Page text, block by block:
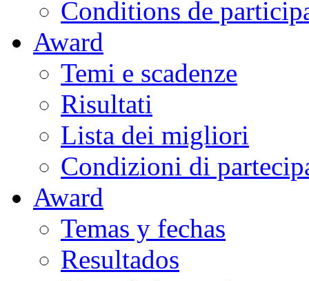
Conditions de
Award
Temi e scadenze
Risultati
Lista dei migliori
Condizioni di
Award
Temas y fechas
Resultados